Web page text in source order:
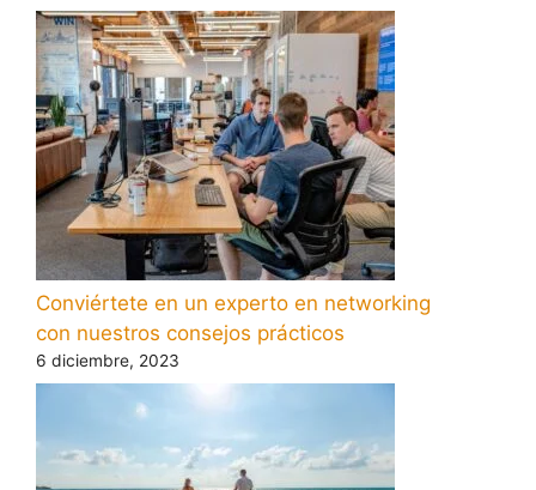
Conviértete en un experto en networking
con nuestros consejos prácticos
6 diciembre, 2023